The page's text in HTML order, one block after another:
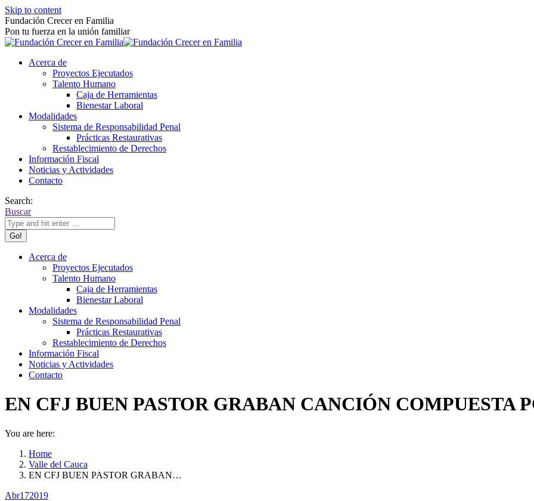
Skip to content
Fundación Crecer en Familia
Pon tu fuerza en la unión familiar
Acerca de
Proyectos Ejecutados
Talento Humano
Caja de Herramientas
Bienestar Laboral
Modalidades
Sistema de Responsabilidad Penal
Prácticas Restaurativas
Restablecimiento de Derechos
Información Fiscal
Noticias y Actividades
Contacto
Search:
Buscar
Acerca de
Proyectos Ejecutados
Talento Humano
Caja de Herramientas
Bienestar Laboral
Modalidades
Sistema de Responsabilidad Penal
Prácticas Restaurativas
Restablecimiento de Derechos
Información Fiscal
Noticias y Actividades
Contacto
EN CFJ BUEN PASTOR GRABAN CANCIÓN COMPUESTA
You are here:
Home
Valle del Cauca
EN CFJ BUEN PASTOR GRABAN…
Abr172019